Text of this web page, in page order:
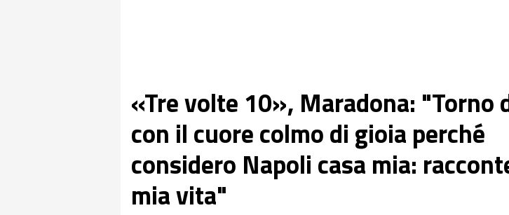
«Tre volte 10», Maradona: "Torno
con il cuore colmo di gioia perché
considero Napoli casa mia:
mia vita"